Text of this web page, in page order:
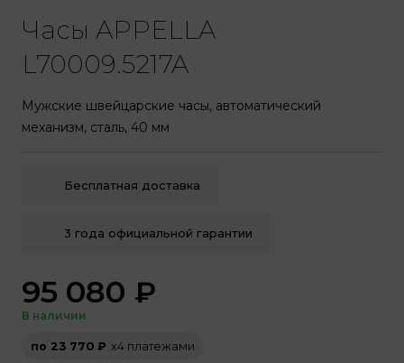
Часы APPELLA
L70009.5217A
Мужские швейцарские часы, автоматический
механизм, сталь, 40 мм
Бесплатная доставка
3 года официальной гарантии
95 080 ₽
В наличии
по 23 770 ₽ х4 платежами